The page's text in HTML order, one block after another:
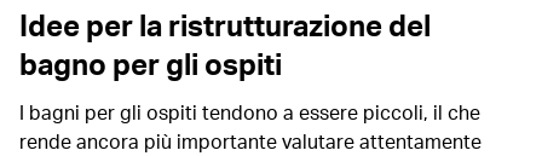
Idee per la ristrutturazione del
bagno per gli ospiti
I bagni per gli ospiti tendono a essere piccoli, il che
rende ancora più importante valutare attentamente